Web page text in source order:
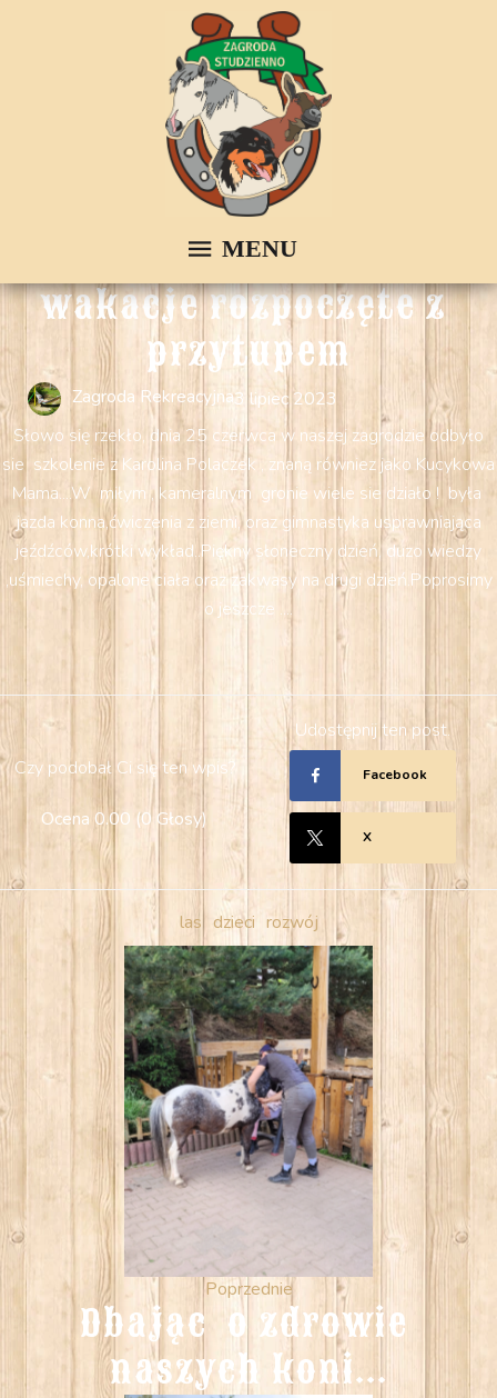
wakacje rozpoczęte z
przytupem
Zagroda Rekreacyjna3 lipiec 2023
Słowo się rzekło, dnia 25 czerwca w naszej zagrodzie odbyło
sie szkolenie z Karolina Polaczek , znaną równiez jako Kucykowa
Mama....W miłym , kameralnym gronie wiele sie działo ! była
jazda konna,ćwiczenia z ziemi, oraz gimnastyka usprawniająca
jeźdźców,krótki wykład..Piękny słoneczny dzień, duzo wiedzy
,uśmiechy, opalone ciała oraz zakwasy na drugi dzień.Poprosimy
o jeszcze ....
Czy podobał Ci się ten wpis?
Ocena 0.00 (0 Głosy)
Udostępnij ten post.
Facebook
X
las dzieci rozwój
Poprzednie
Dbając  o zdrowie
naszych koni...